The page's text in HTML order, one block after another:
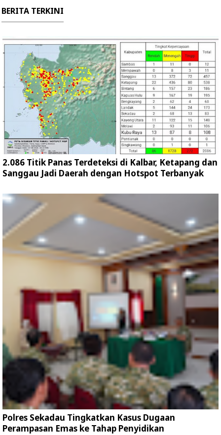
BERITA TERKINI
2.086 Titik Panas Terdeteksi di Kalbar, Ketapang dan
Sanggau Jadi Daerah dengan Hotspot Terbanyak
Polres Sekadau Tingkatkan Kasus Dugaan
Perampasan Emas ke Tahap Penyidikan